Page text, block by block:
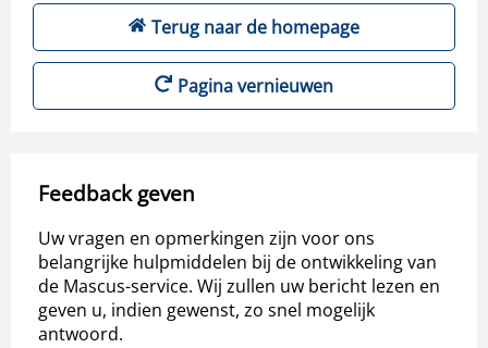
Terug naar de homepage
Pagina vernieuwen
Feedback geven
Uw vragen en opmerkingen zijn voor ons
belangrijke hulpmiddelen bij de ontwikkeling van
de Mascus-service. Wij zullen uw bericht lezen en
geven u, indien gewenst, zo snel mogelijk
antwoord.